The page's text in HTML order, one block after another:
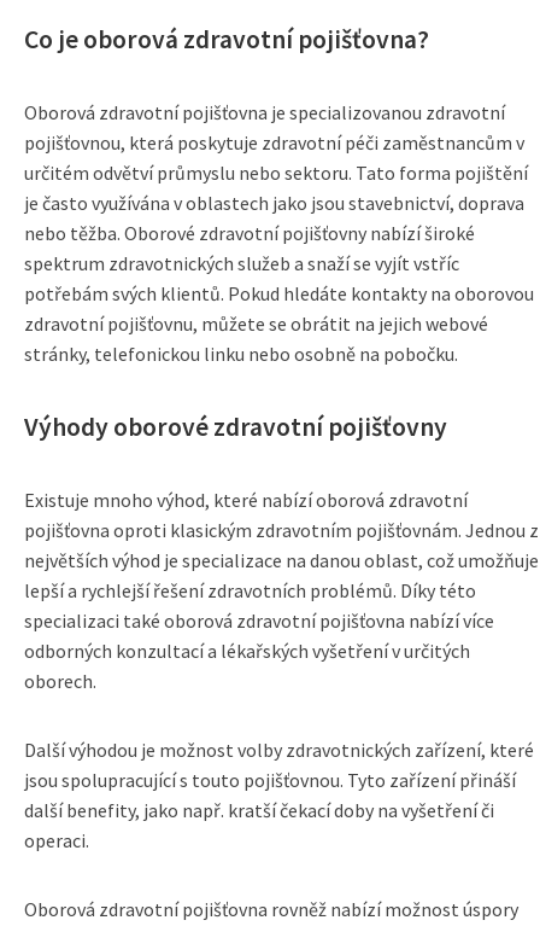
Co je oborová zdravotní pojišťovna?
Oborová zdravotní pojišťovna je specializovanou zdravotní
pojišťovnou, která poskytuje zdravotní péči zaměstnancům v
určitém odvětví průmyslu nebo sektoru. Tato forma pojištění
je často využívána v oblastech jako jsou stavebnictví, doprava
nebo těžba. Oborové zdravotní pojišťovny nabízí široké
spektrum zdravotnických služeb a snaží se vyjít vstříc
potřebám svých klientů. Pokud hledáte kontakty na oborovou
zdravotní pojišťovnu, můžete se obrátit na jejich webové
stránky, telefonickou linku nebo osobně na pobočku.
Výhody oborové zdravotní pojišťovny
Existuje mnoho výhod, které nabízí oborová zdravotní
pojišťovna oproti klasickým zdravotním pojišťovnám. Jednou z
největších výhod je specializace na danou oblast, což umožňuje
lepší a rychlejší řešení zdravotních problémů. Díky této
specializaci také oborová zdravotní pojišťovna nabízí více
odborných konzultací a lékařských vyšetření v určitých
oborech.
Další výhodou je možnost volby zdravotnických zařízení, které
jsou spolupracující s touto pojišťovnou. Tyto zařízení přináší
další benefity, jako např. kratší čekací doby na vyšetření či
operaci.
Oborová zdravotní pojišťovna rovněž nabízí možnost úspory